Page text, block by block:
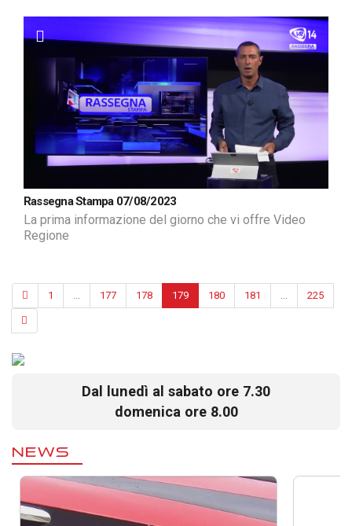
Rassegna Stampa 07/08/2023
La prima informazione del giorno che vi offre Video
Regione
1 177 178 179 180 181 225
Dal lunedì al sabato ore 7.30
domenica ore 8.00
NEWS